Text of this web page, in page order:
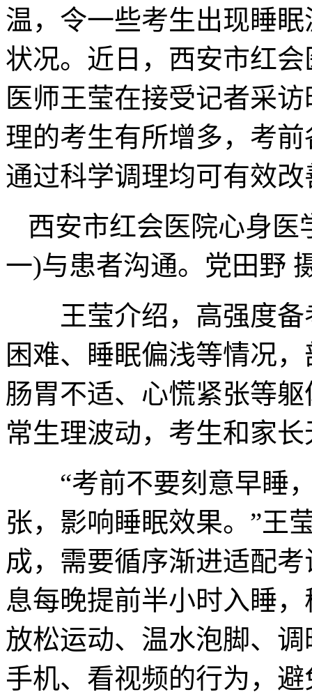
温，令一些考生出现睡
状况。近日，西安市红
医师王莹在接受记者采
理的考生有所增多，考
通过科学调理均可有效改
西安市红会医院心身
一)与患者沟通。党田野
王莹介绍，高强度备
困难、睡眠偏浅等情况
肠胃不适、心慌紧张等
常生理波动，考生和家
“考前不要刻意早睡，
张，影响睡眠效果。”王
成，需要循序渐进适配
息每晚提前半小时入睡
放松运动、温水泡脚、
手机、看视频的行为，